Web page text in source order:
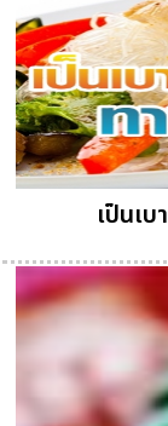
เป็นเ